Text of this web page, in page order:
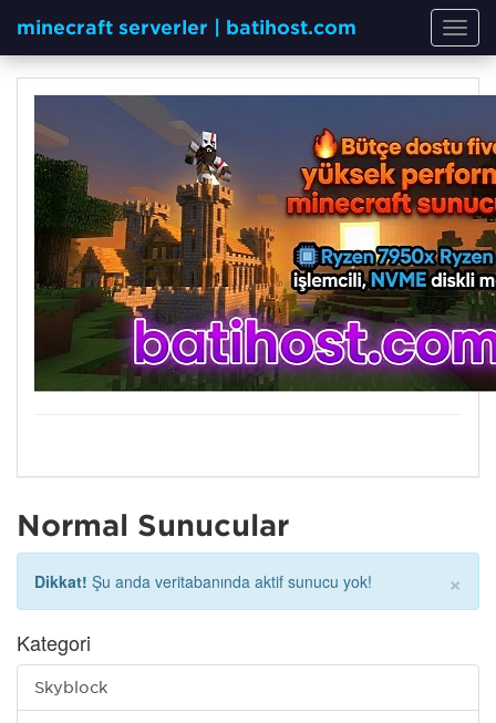
minecraft serverler | batihost.com
Normal Sunucular
×
Dikkat! Şu anda veritabanında aktif sunucu yok!
Kategori
Skyblock